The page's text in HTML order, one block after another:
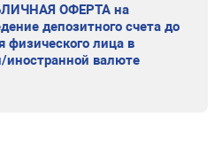
ОФЕРТА на
депозитного счета до
физического лица в
иностранной валюте